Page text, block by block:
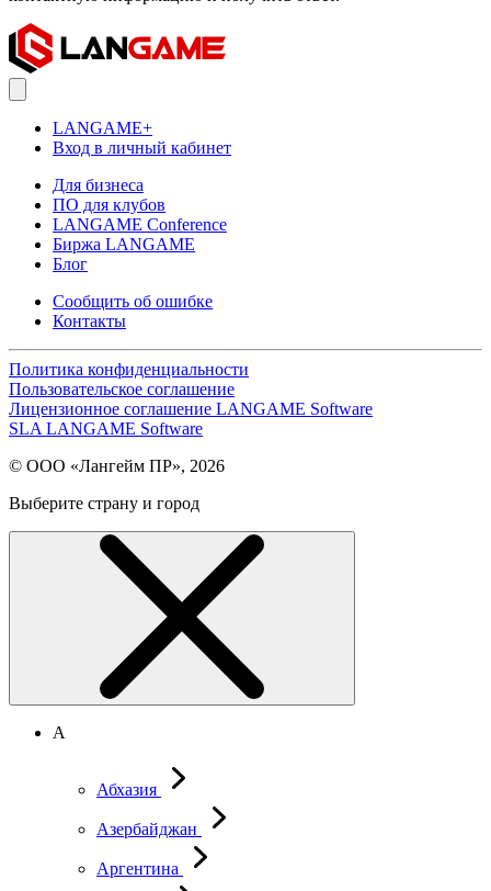
LANGAME+
Вход в личный кабинет
Для бизнеса
ПО для клубов
LANGAME Conference
Биржа LANGAME
Блог
Сообщить об ошибке
Контакты
Политика конфиденциальности
Пользовательское соглашение
Лицензионное соглашение LANGAME Software
SLA LANGAME Software
© ООО «Лангейм ПР», 2026
Выберите страну и город
А
Абхазия
Азербайджан
Аргентина